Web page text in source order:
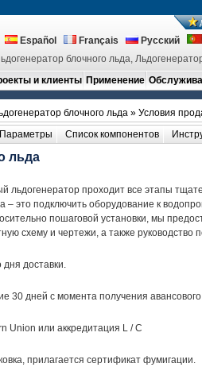
Español Français Русский
блочного льда,
и клиенты Применение
блочного льда» Условия
Параметры Список компонентов
льда
льдогенератор проходит все этапы
– это подключить оборудование к
пошаговой установки, мы
схему и чертежи, а также руководство
дня доставки.
30 дней с момента получения
Union или аккредитация L / C
прилагается сертификат фумигации.